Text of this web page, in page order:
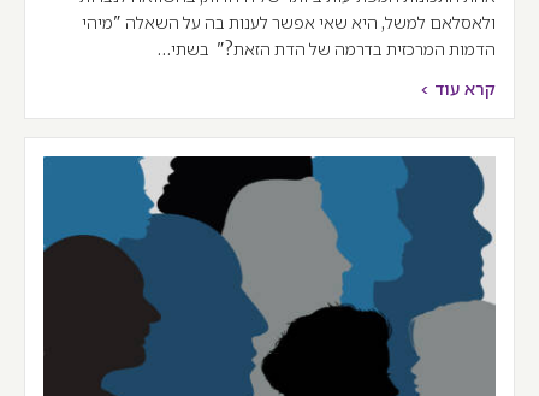
ולאסלאם למשל, היא שאי אפשר לענות בה על השאלה "מיהי
הדמות המרכזית בדרמה של הדת הזאת?" בשתי…
קרא עוד >